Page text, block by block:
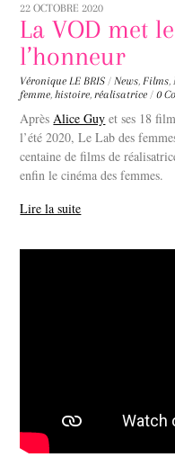
22 OCTOBRE 2020
La VOD met
l’honneur
Véronique LE BRIS / News, Films,
femme,histoire, réalisatrice / 0
Après Alice Guy et ses 18
l’été 2020, Le Lab des
centaine de films de
enfin le cinéma des femmes.
Lire la suite